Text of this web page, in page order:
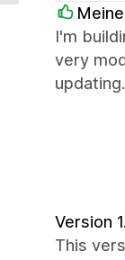
I'm
very
Version
This